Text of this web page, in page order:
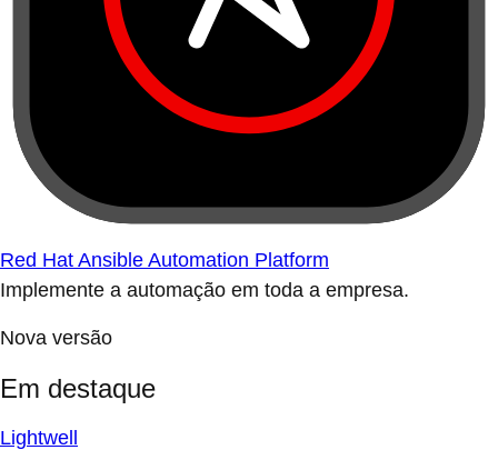
Red Hat Ansible Automation Platform
Implemente a automação em toda a empresa.
Nova versão
Em destaque
Lightwell